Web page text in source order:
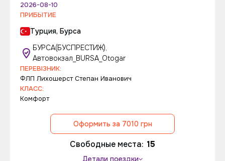
2026-08-10
ПРИБЫТИЕ
Турция, Бурса
БУРСА(БУСПРЕСТИЖ),
Автовокзал_BURSA_Otogar
ПЕРЕВІЗНИК:
ФЛП Лихошерст Степан Иванович
КЛАСС:
Комфорт
Оформить за 7010 грн
Свободные места: 15
Детали поездки